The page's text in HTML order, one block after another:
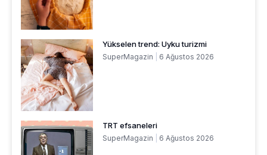
Yükselen trend: Uyku turizmi
SuperMagazin 6 Ağustos 2026
TRT efsaneleri
SuperMagazin 6 Ağustos 2026